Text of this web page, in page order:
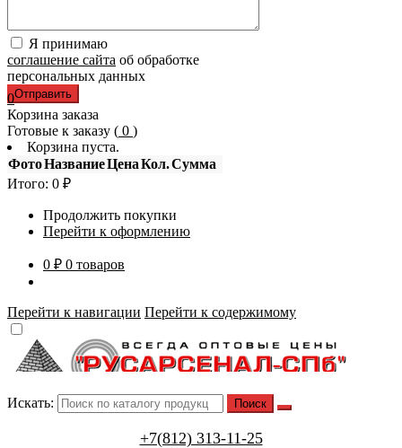
Я принимаю
соглашение сайта об обработке
персональных данных
0
Корзина заказа
Готовые к заказу ( 0 )
Корзина пуста.
ФотоНазваниеЦенаКол.Сумма
Итого: 0 ₽
Продолжить покупки
Перейти к оформлению
0 ₽ 0 товаров
Перейти к навигации Перейти к содержимому
Искать:
+7(812) 313-11-25